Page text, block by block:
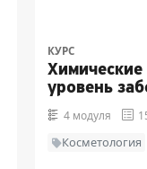
КУРС
уровень
4 модуля
Косметология